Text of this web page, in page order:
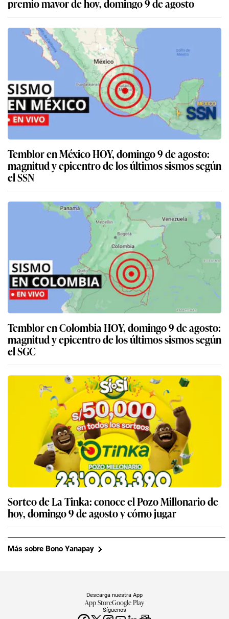
Temblor en México HOY, domingo 9 de agosto:
magnitud y epicentro de los últimos sismos según
el SSN
Temblor en Colombia HOY, domingo 9 de agosto:
magnitud y epicentro de los últimos sismos según
el SGC
Sorteo de La Tinka: conoce el Pozo Millonario de
hoy, domingo 9 de agosto y cómo jugar
Más sobre Bono Yanapay
Síguenos
Descarga nuestra App
App StoreGoogle Play